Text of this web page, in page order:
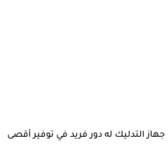
التدليك له دور فريد في توفير أقصى